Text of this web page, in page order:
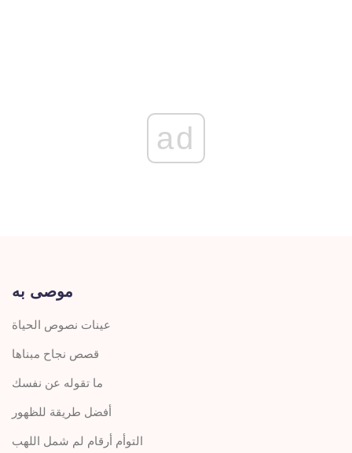
ad
موصى به
عينات نصوص الحياة
قصص نجاح مبناها
ما تقوله عن نفسك
أفضل طريقة للظهور
التوأم أرقام لم شمل اللهب